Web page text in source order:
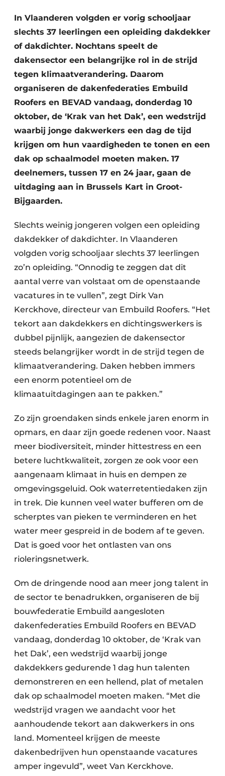
Vacatures
Video’s
Aanmelden
Bedrijven
Contact
Beton & Staalbouw
Brandveiligheid
BIM
Evenementen
Dak & Gevel
Houtbouw
HVAC
Interieurarchitectuur
Keukens
Renovatie
Software
Toegangscontrole
Veiligheid & Opleiding
Zonwering
In Vlaanderen volgden er vorig schooljaar
slechts 37 leerlingen een opleiding dakdekker
of dakdichter. Nochtans speelt de
dakensector een belangrijke rol in de strijd
tegen klimaatverandering. Daarom
organiseren de dakenfederaties Embuild
Roofers en BEVAD vandaag, donderdag 10
oktober, de ‘Krak van het Dak’, een wedstrijd
waarbij jonge dakwerkers een dag de tijd
krijgen om hun vaardigheden te tonen en een
dak op schaalmodel moeten maken. 17
deelnemers, tussen 17 en 24 jaar, gaan de
uitdaging aan in Brussels Kart in Groot-
Bijgaarden.
Slechts weinig jongeren volgen een opleiding
dakdekker of dakdichter. In Vlaanderen
volgden vorig schooljaar slechts 37 leerlingen
zo’n opleiding. “Onnodig te zeggen dat dit
aantal verre van volstaat om de openstaande
vacatures in te vullen”, zegt Dirk Van
Kerckhove, directeur van Embuild Roofers. “Het
tekort aan dakdekkers en dichtingswerkers is
dubbel pijnlijk, aangezien de dakensector
steeds belangrijker wordt in de strijd tegen de
klimaatverandering. Daken hebben immers
een enorm potentieel om de
klimaatuitdagingen aan te pakken.”
Zo zijn groendaken sinds enkele jaren enorm in
opmars, en daar zijn goede redenen voor. Naast
meer biodiversiteit, minder hittestress en een
betere luchtkwaliteit, zorgen ze ook voor een
aangenaam klimaat in huis en dempen ze
omgevingsgeluid. Ook waterretentiedaken zijn
in trek. Die kunnen veel water bufferen om de
scherptes van pieken te verminderen en het
water meer gespreid in de bodem af te geven.
Dat is goed voor het ontlasten van ons
rioleringsnetwerk.
Om de dringende nood aan meer jong talent in
de sector te benadrukken, organiseren de bij
bouwfederatie Embuild aangesloten
dakenfederaties Embuild Roofers en BEVAD
vandaag, donderdag 10 oktober, de ‘Krak van
het Dak’, een wedstrijd waarbij jonge
dakdekkers gedurende 1 dag hun talenten
demonstreren en een hellend, plat of metalen
dak op schaalmodel moeten maken. “Met die
wedstrijd vragen we aandacht voor het
aanhoudende tekort aan dakwerkers in ons
land. Momenteel krijgen de meeste
dakenbedrijven hun openstaande vacatures
amper ingevuld”, weet Van Kerckhove.